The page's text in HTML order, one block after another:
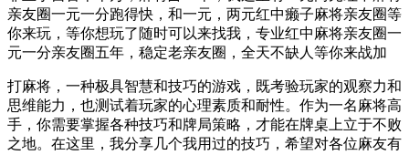
亲友圈一元一分跑得快，和一元，两元红中癞子麻将亲友圈等
你来玩，等你想玩了随时可以来找我，专业红中麻将亲友圈一
元一分亲友圈五年，稳定老亲友圈，全天不缺人等你来战加
打麻将，一种极具智慧和技巧的游戏，既考验玩家的观察力和
思维能力，也测试着玩家的心理素质和耐性。作为一名麻将高
手，你需要掌握各种技巧和牌局策略，才能在牌桌上立于不败
之地。在这里，我分享几个我用过的技巧，希望对各位麻友有